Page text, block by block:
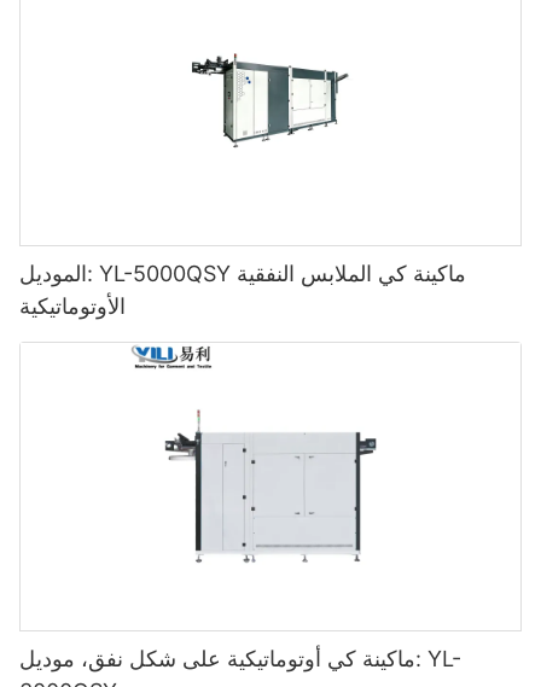
الموديل: YL-5000QSY ماكينة كي الملابس النفقية
الأوتوماتيكية
ماكينة كي أوتوماتيكية على شكل نفق، موديل: YL-